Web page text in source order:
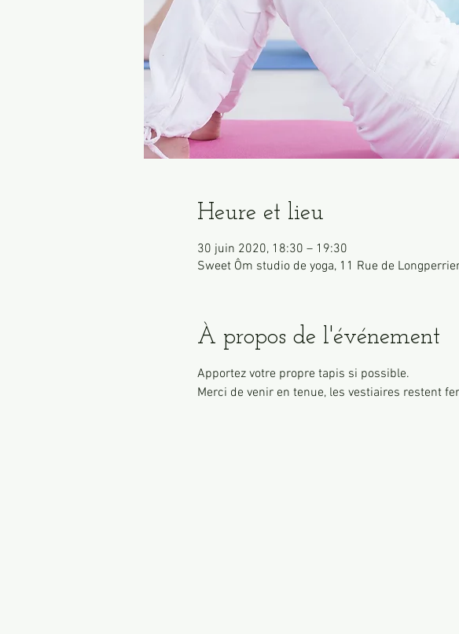
Heure et lieu
30 juin 2020, 18:30 – 19:30
Sweet Ôm studio de yoga, 11 Rue de
À propos de l'événement
Apportez votre propre tapis si possible.
Merci de venir en tenue, les vestiaires restent